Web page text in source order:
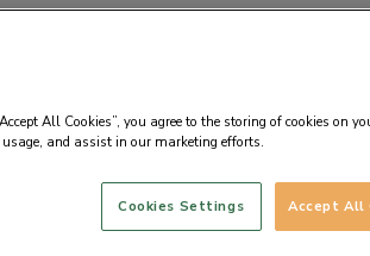
Výchozí
All Cookies”, you agree to the storing of cookies on
and assist in our marketing efforts.
Accept All
Cookies Settings